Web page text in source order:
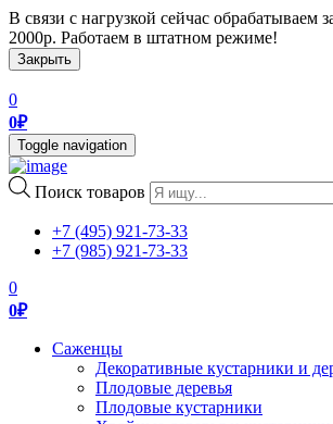
В связи с нагрузкой сейчас обрабатываем
2000р. Работаем в штатном режиме!
Закрыть
0
0₽
Toggle navigation
Поиск товаров
+7 (495) 921-73-33
+7 (985) 921-73-33
0
0₽
Саженцы
Декоративные кустарники и
Плодовые деревья
Плодовые кустарники